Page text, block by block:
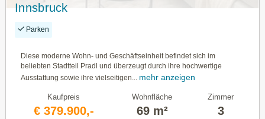
Innsbruck
Parken
Diese moderne Wohn- und Geschäftseinheit befindet sich im
beliebten Stadtteil Pradl und überzeugt durch ihre hochwertige
Ausstattung sowie ihre vielseitigen...
mehr anzeigen
Kaufpreis
€ 379.900,-
Wohnfläche
69 m²
Zimmer
3